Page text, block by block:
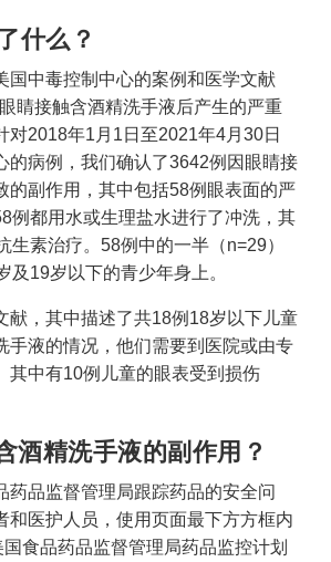
什么？
国中毒控制中心的案例和医学文献
睛接触含酒精洗手液后产生的严重
对2018年1月1日至2021年4月30日
的病例，我们确认了3642例因眼睛接
的副作用，其中包括58例眼表面的严
例都用水或生理盐水进行了冲洗，其
生素治疗。58例中的一半（n=29）
及19岁以下的青少年身上。
献，其中描述了共18例18岁以下儿童
手液的情况，他们需要到医院或由专
其中有10例儿童的眼表受到损伤
酒精洗手液的副作用？
药品监督管理局跟踪药品的安全问
和医护人员，使用页面最下方方框内
国食品药品监督管理局药品监控计划